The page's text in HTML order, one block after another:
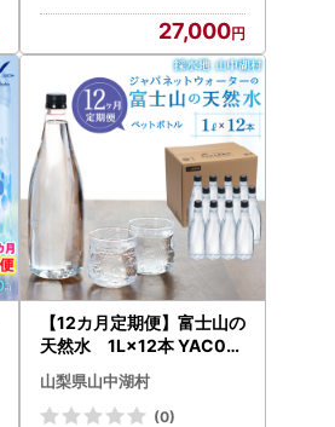
27,000
【12カ月定期便】富士山の
天然水 1L×12本 YAC00
7
山梨県山中湖村
(0)